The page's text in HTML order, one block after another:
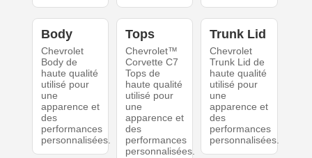
Body
Chevrolet
Body de
haute qualité
utilisé pour
une
apparence et
des
performances
personnalisées.
Tops
Chevrolet™
Corvette C7
Tops de
haute qualité
utilisé pour
une
apparence et
des
performances
personnalisées.
Trunk Lid
Chevrolet
Trunk Lid de
haute qualité
utilisé pour
une
apparence et
des
performances
personnalisées.